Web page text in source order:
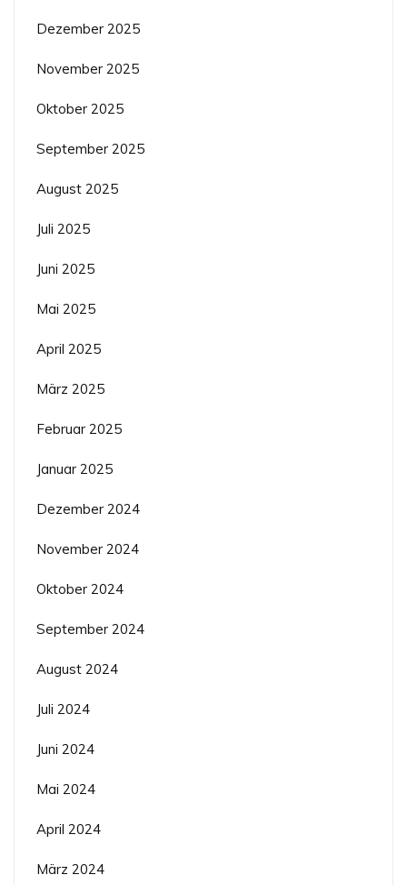
Dezember 2025
November 2025
Oktober 2025
September 2025
August 2025
Juli 2025
Juni 2025
Mai 2025
April 2025
März 2025
Februar 2025
Januar 2025
Dezember 2024
November 2024
Oktober 2024
September 2024
August 2024
Juli 2024
Juni 2024
Mai 2024
April 2024
März 2024